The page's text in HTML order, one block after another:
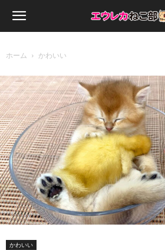
ホーム かわいい
かわいい